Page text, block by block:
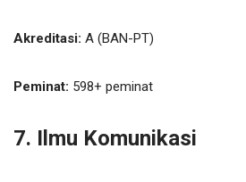
Akreditasi: A (BAN-PT)
Peminat: 598+ peminat
7. Ilmu Komunikasi